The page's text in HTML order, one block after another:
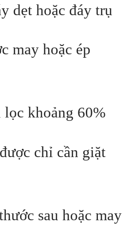
dẹt hoặc đáy trụ
may hoặc ép
khoảng 60%
chỉ cần giặt
sau hoặc may